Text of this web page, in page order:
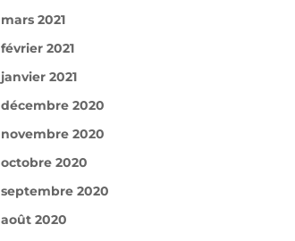
mars 2021
février 2021
janvier 2021
décembre 2020
novembre 2020
octobre 2020
septembre 2020
août 2020